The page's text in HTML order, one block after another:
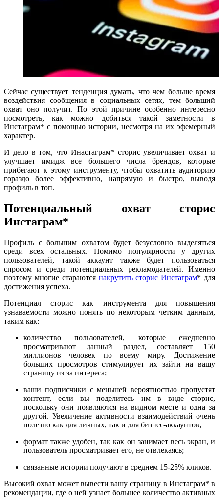
Сейчас существует тенденция думать, что чем больше время
воздействия сообщения в социальных сетях, тем больший
охват оно получит. По этой причине особенно интересно
посмотреть, как можно добиться такой заметности в
Инстаграм* с помощью истории, несмотря на их эфемерный
характер.
И дело в том, что Инастаграм* сторис увеличивает охват и
улучшает имидж все большего числа брендов, которые
прибегают к этому инструменту, чтобы охватить аудиторию
гораздо более эффективно, напрямую и быстро, выводя
профиль в топ.
Потенциальный охват сторис
Инстаграм*
Профиль с большим охватом будет безусловно выделяться
среди всех остальных. Помимо популярности у других
пользователей, такой аккаунт также будет пользоваться
спросом и среди потенциальных рекламодателей. Именно
поэтому многие стараются накрутить сторис Инстаграм* для
достижения успеха.
Потенциал сторис как инструмента для повышения
узнаваемости можно понять по некоторым четким данным,
таким как:
количество пользователей, которые ежедневно
просматривают данный раздел, составляет 150
миллионов человек по всему миру. Достижение
больших просмотров стимулирует их зайти на вашу
страницу из-за интереса;
ваши подписчики с меньшей вероятностью пропустят
контент, если вы поделитесь им в виде сторис,
поскольку они появляются на видном месте и одна за
другой. Увеличение активности взаимодействий очень
полезно как для личных, так и для бизнес-аккаунтов;
формат также удобен, так как он занимает весь экран, и
пользователь просматривает его, не отвлекаясь;
связанные истории получают в среднем 15-25% кликов.
Высокий охват может вывести вашу страницу в Инстаграм* в
рекомендации, где о ней узнает большее количество активных